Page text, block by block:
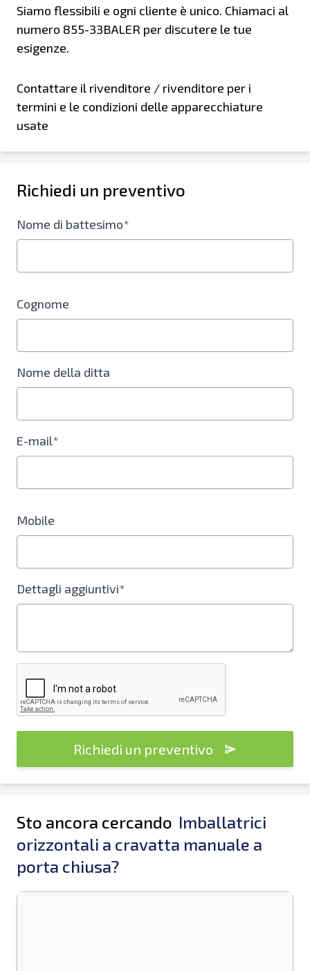
Siamo flessibili e ogni cliente è unico. Chiamaci al
numero 855-33BALER per discutere le tue
esigenze.
Contattare il rivenditore / rivenditore per i
termini e le condizioni delle apparecchiature
usate
Richiedi un preventivo
Nome di battesimo*
Cognome
Nome della ditta
E-mail*
Mobile
Dettagli aggiuntivi*
Richiedi un preventivo
Sto ancora cercando Imballatrici
orizzontali a cravatta manuale a
porta chiusa?